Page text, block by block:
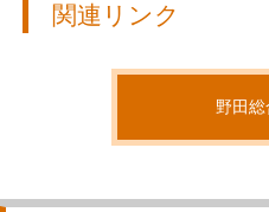
関連リンク
野田